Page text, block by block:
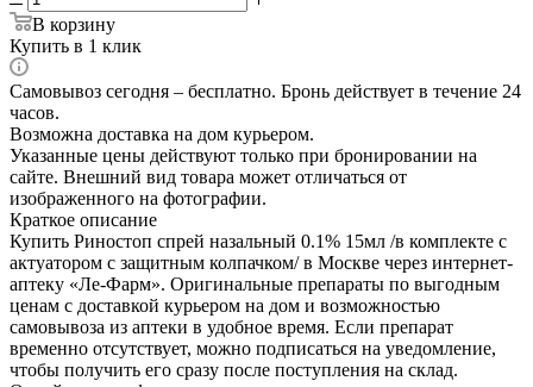
В корзину
Купить в 1 клик
Самовывоз сегодня – бесплатно. Бронь действует в течение 24
часов.
Возможна доставка на дом курьером.
Указанные цены действуют только при бронировании на
сайте. Внешний вид товара может отличаться от
изображенного на фотографии.
Краткое описание
Купить Риностоп спрей назальный 0.1% 15мл /в комплекте с
актуатором с защитным колпачком/ в Москве через интернет-
аптеку «Ле-Фарм». Оригинальные препараты по выгодным
ценам с доставкой курьером на дом и возможностью
самовывоза из аптеки в удобное время. Если препарат
временно отсутствует, можно подписаться на уведомление,
чтобы получить его сразу после поступления на склад.